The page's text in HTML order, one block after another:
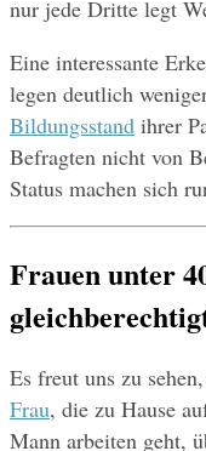
nur jede Dritte legt
Eine interessante
Bildungsstand ihrer
Befragten nicht von
Status machen sich
Frauen unter
Es freut uns zu
Frau, die zu Hause
Mann arbeiten geht,